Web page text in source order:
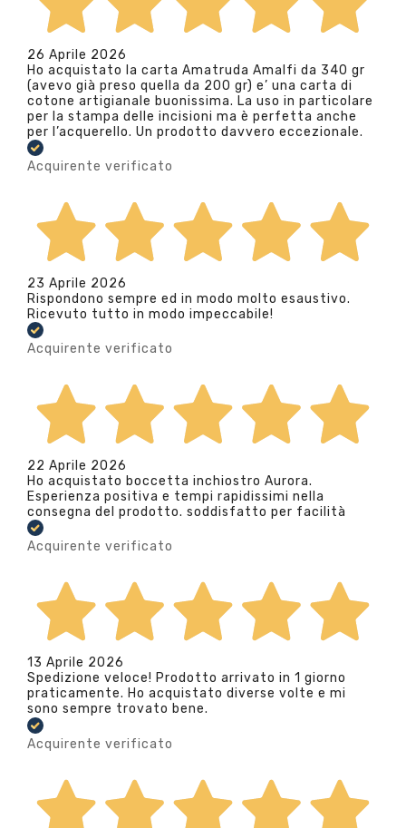
26 Aprile 2026
Ho acquistato la carta Amatruda Amalfi da 340 gr
(avevo già preso quella da 200 gr) e’ una carta di
cotone artigianale buonissima. La uso in particolare
per la stampa delle incisioni ma è perfetta anche
per l’acquerello. Un prodotto davvero eccezionale.
Acquirente verificato
23 Aprile 2026
Rispondono sempre ed in modo molto esaustivo.
Ricevuto tutto in modo impeccabile!
Acquirente verificato
22 Aprile 2026
Ho acquistato boccetta inchiostro Aurora.
Esperienza positiva e tempi rapidissimi nella
consegna del prodotto. soddisfatto per facilità
Acquirente verificato
13 Aprile 2026
Spedizione veloce! Prodotto arrivato in 1 giorno
praticamente. Ho acquistato diverse volte e mi
sono sempre trovato bene.
Acquirente verificato